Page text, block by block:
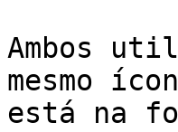
Ambos
mesmo
está na